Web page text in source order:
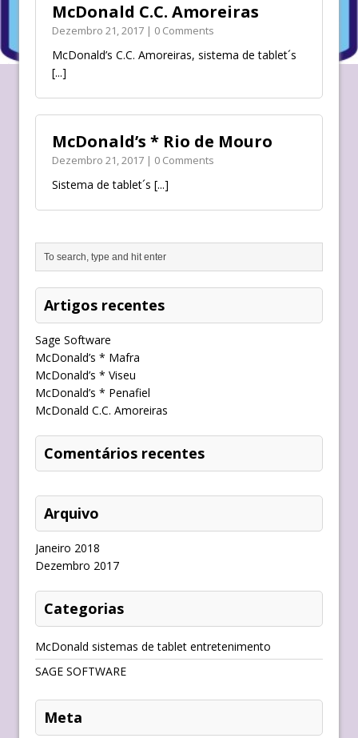
McDonald C.C. Amoreiras
Dezembro 21, 2017 | 0 Comments
McDonald’s C.C. Amoreiras, sistema de tablet´s
[...]
McDonald’s * Rio de Mouro
Dezembro 21, 2017 | 0 Comments
Sistema de tablet´s [...]
Artigos recentes
Sage Software
McDonald’s * Mafra
McDonald’s * Viseu
McDonald’s * Penafiel
McDonald C.C. Amoreiras
Comentários recentes
Arquivo
Janeiro 2018
Dezembro 2017
Categorias
McDonald sistemas de tablet entretenimento
SAGE SOFTWARE
Meta